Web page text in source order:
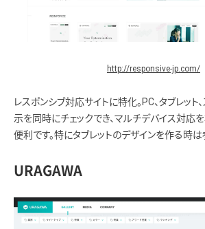
http://responsive-jp.com/
レスポンシブ対応サイトに特化。PC、タブレッ
示を同時にチェックでき、マルチデバイス対応
便利です。特にタブレットのデザインを作る時は
URAGAWA